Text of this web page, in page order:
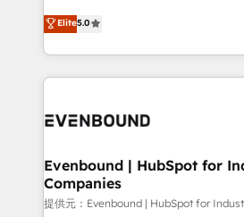
The synergies generated by these
together with the combination of
to accompany companies on
helps mid-market revenue teams
they sell, market, and serve. We
HubSpot—we teach your team
to help you keep winning. What We Do ⚙️ CRM
Data & Content 📈 Sales &
Agent Creation 🔄 Custom
Migration Why 1406 We become part of your team.
Your team learns while we build.
Elite5.0
Evenbound | HubSpot for
Companies
提供元：Evenbound | HubSpot for